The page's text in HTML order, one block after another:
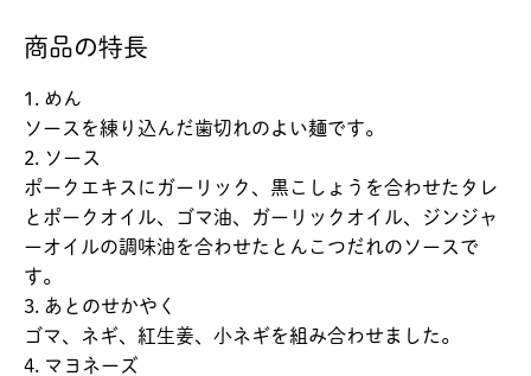
商品の特長
1. めん
ソースを練り込んだ歯切れのよい麺です。
2. ソース
ポークエキスにガーリック、黒こしょうを合わせたタレ
とポークオイル、ゴマ油、ガーリックオイル、ジンジャ
ーオイルの調味油を合わせたとんこつだれのソースで
す。
3. あとのせかやく
ゴマ、ネギ、紅生姜、小ネギを組み合わせました。
4. マヨネーズ